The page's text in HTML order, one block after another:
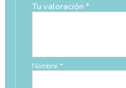
Tu valoración *
Nombre *